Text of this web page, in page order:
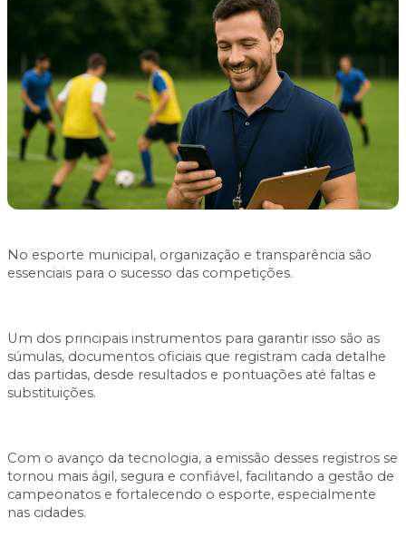
No esporte municipal, organização e transparência são
essenciais para o sucesso das competições.
Um dos principais instrumentos para garantir isso são as
súmulas, documentos oficiais que registram cada detalhe
das partidas, desde resultados e pontuações até faltas e
substituições.
Com o avanço da tecnologia, a emissão desses registros se
tornou mais ágil, segura e confiável, facilitando a gestão de
campeonatos e fortalecendo o esporte, especialmente
nas cidades.